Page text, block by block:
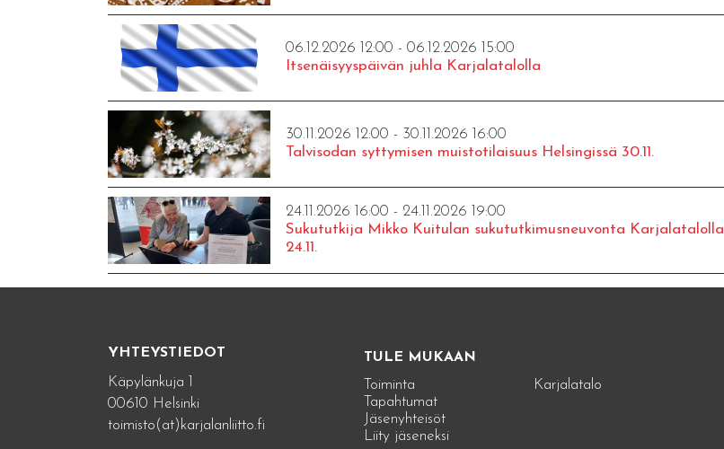
06.12.2026 12:00 - 06.12.2026 15:00
Itsenäisyyspäivän juhla Karjalatalolla
30.11.2026 12:00 - 30.11.2026 16:00
Talvisodan syttymisen muistotilaisuus Helsingissä 30.11.
24.11.2026 16:00 - 24.11.2026 19:00
Sukututkija Mikko Kuitulan sukututkimusneuvonta Karjalatalolla
24.11.
YHTEYSTIEDOT
Käpylänkuja 1
00610 Helsinki
toimisto(at)karjalanliitto.fi
TULE MUKAAN
Toiminta
Tapahtumat
Jäsenyhteisöt
Liity jäseneksi
Karjalatalo